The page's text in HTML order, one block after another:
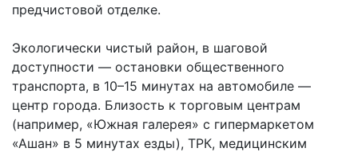
предчистовой отделке.
Экологически чистый район, в шаговой
доступности — остановки общественного
транспорта, в 10–15 минутах на автомобиле —
центр города. Близость к торговым центрам
(например, «Южная галерея» с гипермаркетом
«Ашан» в 5 минутах езды), ТРК, медицинским